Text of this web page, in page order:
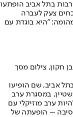
בתל אביב הופתעו
צעק לעברה
"היא בוגדת עם
חקון, צילום מסך
אביב, שם הופיעו
במסגרת ערב
ערב מוזיקלי עם
– הופעתה של